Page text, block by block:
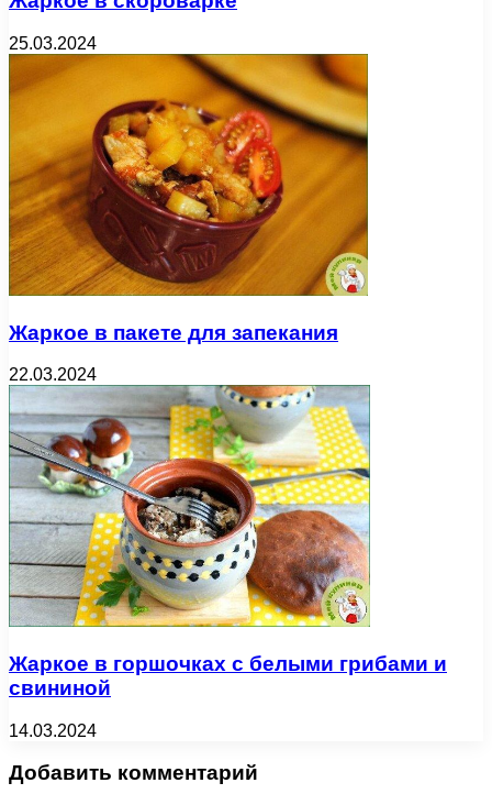
25.03.2024
Жаркое в пакете для запекания
22.03.2024
Жаркое в горшочках с белыми грибами и
свининой
14.03.2024
Добавить комментарий